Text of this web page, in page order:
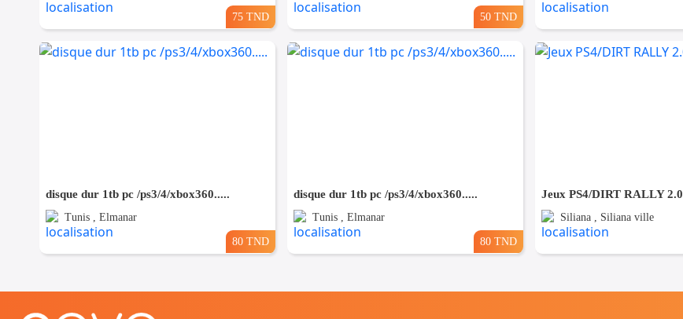
75 TND 50 TND
disque dur 1tb pc /ps3/4/xbox360.....
Tunis , Elmanar
80 TND
disque dur 1tb pc /ps3/4/xbox360.....
Tunis , Elmanar
80 TND
Jeux PS4/DIRT RALLY 2.0
Siliana , Siliana ville